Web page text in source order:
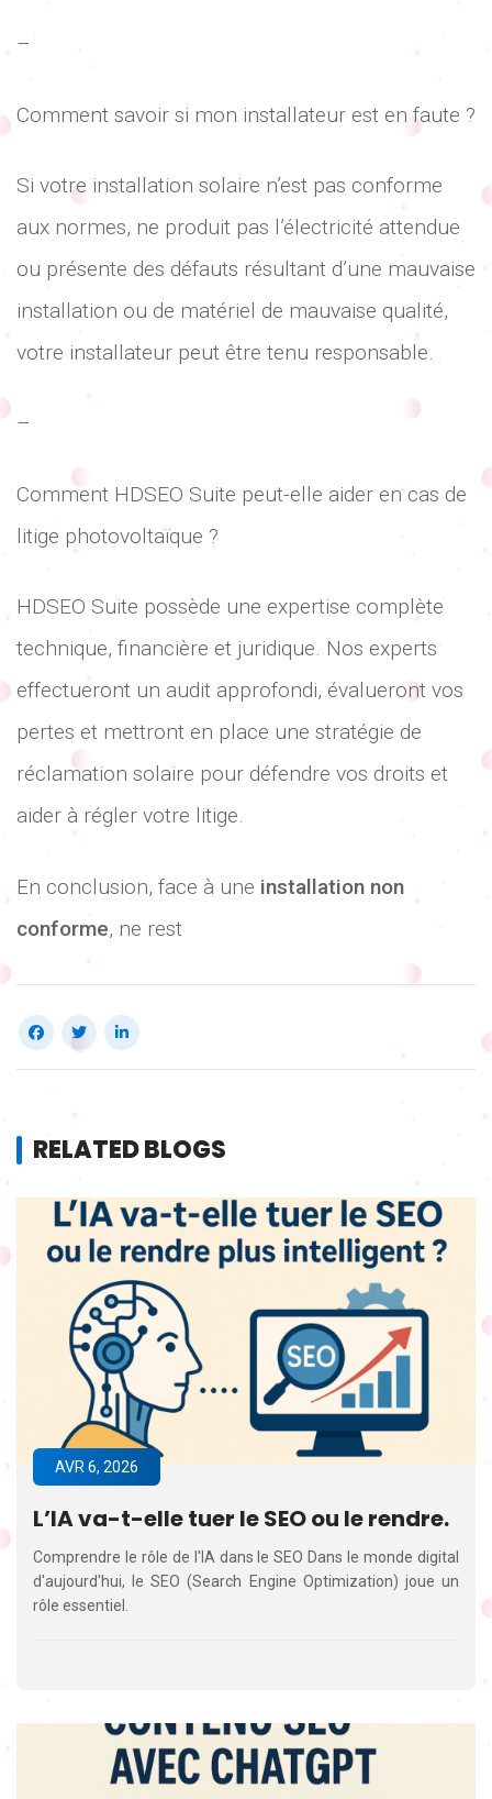
–
Comment savoir si mon installateur est en faute ?
Si votre installation solaire n’est pas conforme
aux normes, ne produit pas l’électricité attendue
ou présente des défauts résultant d’une mauvaise
installation ou de matériel de mauvaise qualité,
votre installateur peut être tenu responsable.
–
Comment HDSEO Suite peut-elle aider en cas de
litige photovoltaïque ?
HDSEO Suite possède une expertise complète
technique, financière et juridique. Nos experts
effectueront un audit approfondi, évalueront vos
pertes et mettront en place une stratégie de
réclamation solaire pour défendre vos droits et
aider à régler votre litige.
En conclusion, face à une installation non
conforme, ne rest
RELATED BLOGS
L’IA va-t-elle tuer le SEO ou le rendre.
Comprendre le rôle de l'IA dans le SEO Dans le monde digital
d'aujourd'hui, le SEO (Search Engine Optimization) joue un
rôle essentiel.
AVR 6, 2026